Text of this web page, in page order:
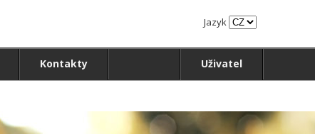
Jazyk
Kontakty Uživatel